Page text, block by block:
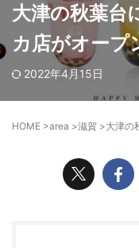
大津の秋葉台
カ店がオープ
2022年4月15日
HOME >area >滋賀 >大津の